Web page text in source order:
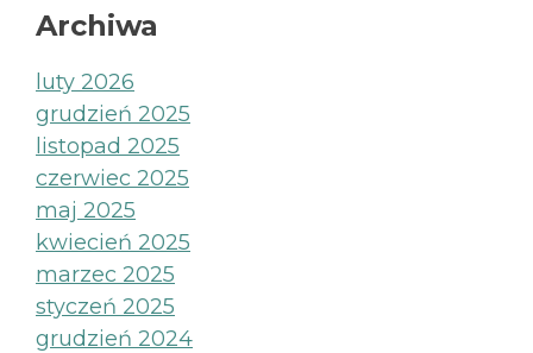
Archiwa
luty 2026
grudzień 2025
listopad 2025
czerwiec 2025
maj 2025
kwiecień 2025
marzec 2025
styczeń 2025
grudzień 2024